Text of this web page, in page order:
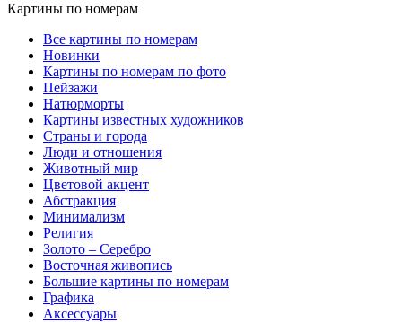
Картины по номерам
Все картины по номерам
Новинки
Картины по номерам по фото
Пейзажи
Натюрморты
Картины известных художников
Страны и города
Люди и отношения
Животный мир
Цветовой акцент
Абстракция
Минимализм
Религия
Золото – Серебро
Восточная живопись
Большие картины по номерам
Графика
Аксессуары